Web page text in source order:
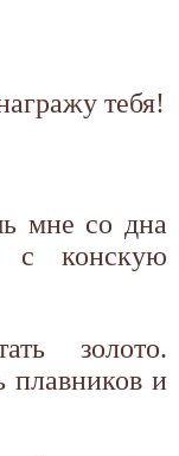
тебя!
мне со дна
с конскую
золото.
плавников и